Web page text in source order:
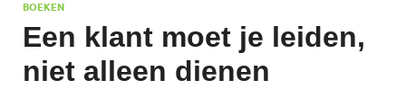
BOEKEN
Een klant moet je leiden,
niet alleen dienen